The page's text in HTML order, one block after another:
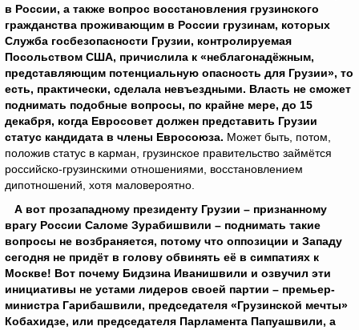
в России, а также вопрос восстановления грузинского
гражданства проживающим в России грузинам, которых
Служба госбезопасности Грузии, контролируемая
Посольством США, причислила к «неблагонадёжным,
представляющим потенциальную опасность для Грузии», то
есть, практически, сделала невъездными. Власть не сможет
поднимать подобные вопросы, по крайне мере, до 15
декабря, когда Евросовет должен представить Грузии
статус кандидата в члены Евросоюза. Может быть, потом,
положив статус в карман, грузинское правительство займётся
российско-грузинскими отношениями, восстановлением
дипотношений, хотя маловероятно.
А вот прозападному президенту Грузии – признанному
врагу России Саломе Зурабишвили – поднимать такие
вопросы не возбраняется, потому что оппозиции и Западу
сегодня не придёт в голову обвинять её в симпатиях к
Москве! Вот почему Бидзина Иванишвили и озвучил эти
инициативы не устами лидеров своей партии – премьер-
министра Гарибашвили, председателя «Грузинской мечты»
Кобахидзе, или председателя Парламента Папуашвили, а